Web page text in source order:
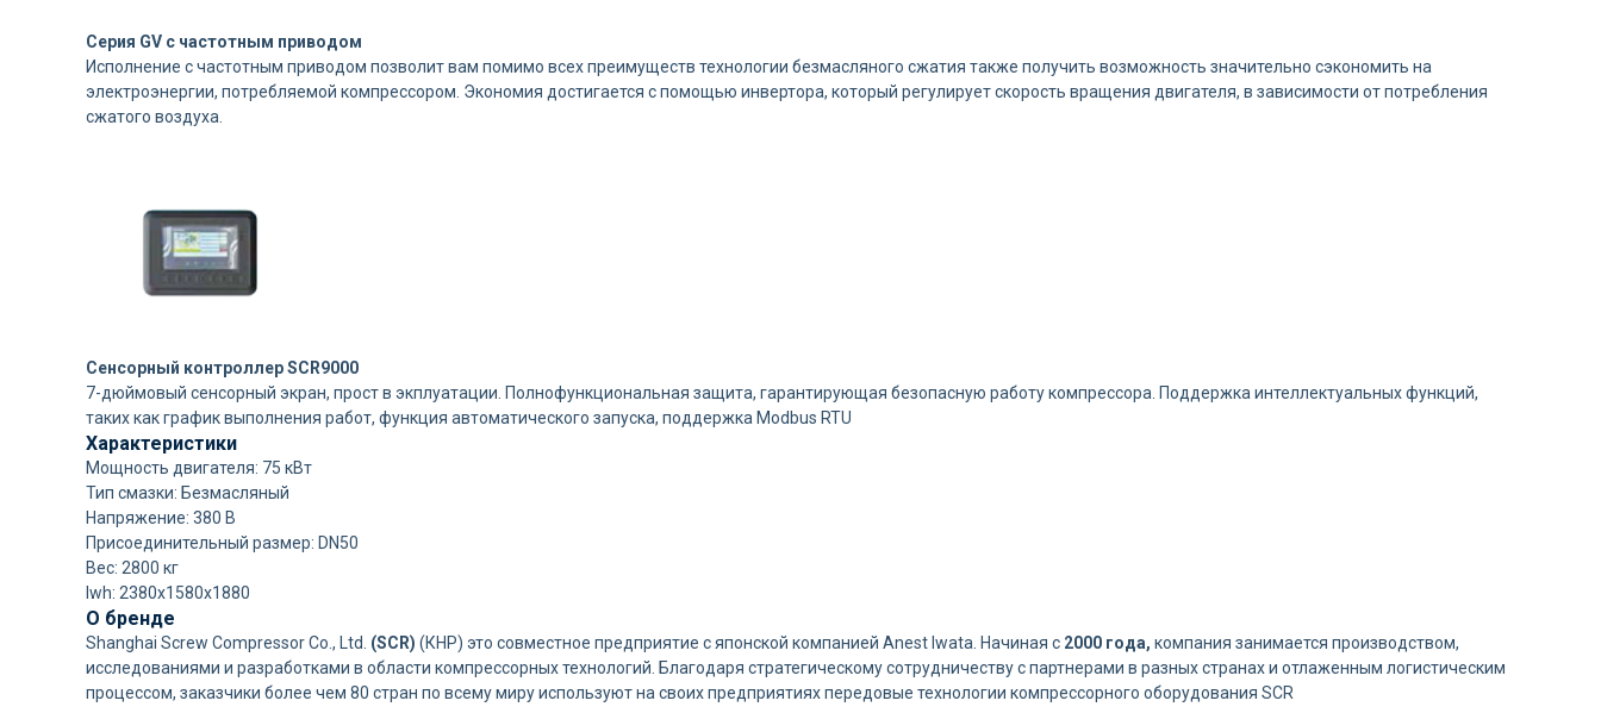
Серия GV с частотным приводом
Исполнение с частотным приводом позволит вам помимо всех преимуществ технологии безмасляного сжатия также получить возможность значительно сэкономить на
электроэнергии, потребляемой компрессором. Экономия достигается с помощью инвертора, который регулирует скорость вращения двигателя, в зависимости от потребления
сжатого воздуха.
Сенсорный контроллер SCR9000
7-дюймовый сенсорный экран, прост в экплуатации. Полнофункциональная защита, гарантирующая безопасную работу компрессора. Поддержка интеллектуальных функций,
таких как график выполнения работ, функция автоматического запуска, поддержка Modbus RTU
Характеристики
Мощность двигателя: 75 кВт
Тип смазки: Безмасляный
Напряжение: 380 В
Присоединительный размер: DN50
Вес: 2800 кг
lwh: 2380x1580x1880
О бренде
Shanghai Screw Compressor Co., Ltd. (SCR) (КНР) это совместное предприятие с японской компанией Anest Iwata. Начиная с 2000 года, компания занимается производством,
исследованиями и разработками в области компрессорных технологий. Благодаря стратегическому сотрудничеству с партнерами в разных странах и отлаженным логистическим
процессом, заказчики более чем 80 стран по всему миру используют на своих предприятиях передовые технологии компрессорного оборудования SCR